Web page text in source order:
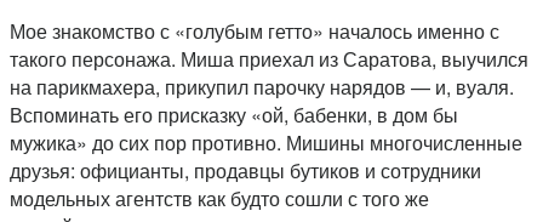
Мое знакомство с «голубым гетто» началось именно с
такого персонажа. Миша приехал из Саратова, выучился
на парикмахера, прикупил парочку нарядов — и, вуаля.
Вспоминать его присказку «ой, бабенки, в дом бы
мужика» до сих пор противно. Мишины многочисленные
друзья: официанты, продавцы бутиков и сотрудники
модельных агентств как будто сошли с того же